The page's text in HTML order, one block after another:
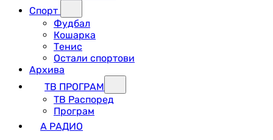
Спорт
Фудбал
Кошарка
Тенис
Остали спортови
Архива
ТВ ПРОГРАМ
ТВ Распоред
Програм
А РАДИО